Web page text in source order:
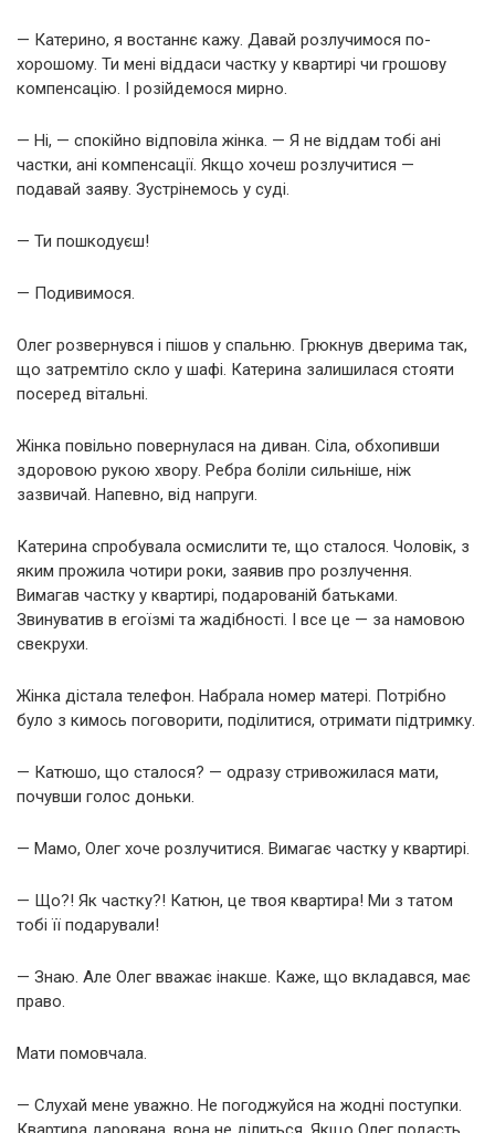
— Катерино, я востаннє кажу. Давай розлучимося по-
хорошому. Ти мені віддаси частку у квартирі чи грошову
компенсацію. І розійдемося мирно.
— Ні, — спокійно відповіла жінка. — Я не віддам тобі ані
частки, ані компенсації. Якщо хочеш розлучитися —
подавай заяву. Зустрінемось у суді.
— Ти пошкодуєш!
— Подивимося.
Олег розвернувся і пішов у спальню. Грюкнув дверима так,
що затремтіло скло у шафі. Катерина залишилася стояти
посеред вітальні.
Жінка повільно повернулася на диван. Сіла, обхопивши
здоровою рукою хвору. Ребра боліли сильніше, ніж
зазвичай. Напевно, від напруги.
Катерина спробувала осмислити те, що сталося. Чоловік, з
яким прожила чотири роки, заявив про розлучення.
Вимагав частку у квартирі, подарованій батьками.
Звинуватив в егоїзмі та жадібності. І все це — за намовою
свекрухи.
Жінка дістала телефон. Набрала номер матері. Потрібно
було з кимось поговорити, поділитися, отримати підтримку.
— Катюшо, що сталося? — одразу стривожилася мати,
почувши голос доньки.
— Мамо, Олег хоче розлучитися. Вимагає частку у квартирі.
— Що?! Як частку?! Катюн, це твоя квартира! Ми з татом
тобі її подарували!
— Знаю. Але Олег вважає інакше. Каже, що вкладався, має
право.
Мати помовчала.
— Слухай мене уважно. Не погоджуйся на жодні поступки.